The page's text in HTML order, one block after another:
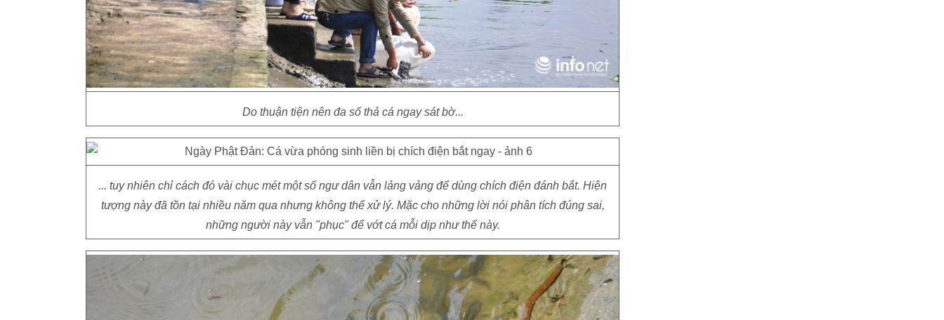
Do thuận tiện nên đa số thả cá ngay sát bờ...
... tuy nhiên chỉ cách đó vài chục mét một số ngư dân vẫn lảng vảng để dùng chích điện đánh bắt. Hiện
tượng này đã tồn tại nhiều năm qua nhưng không thể xử lý. Mặc cho những lời nói phân tích đúng sai,
những người này vẫn "phục" để vớt cá mỗi dịp như thế này.